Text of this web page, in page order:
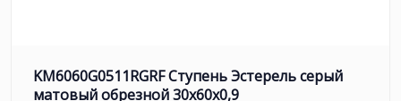
KM6060G0511RGRF Ступень Эстерель серый
матовый обрезной 30x60x0,9